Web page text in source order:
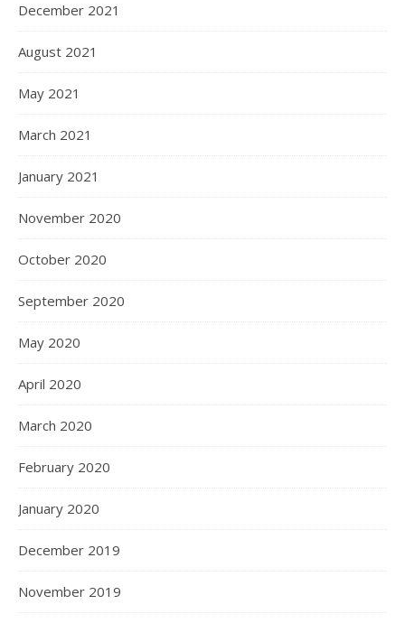
December 2021
August 2021
May 2021
March 2021
January 2021
November 2020
October 2020
September 2020
May 2020
April 2020
March 2020
February 2020
January 2020
December 2019
November 2019